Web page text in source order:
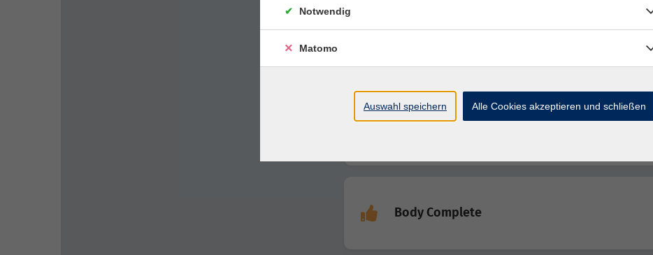
smoveyWalk
Body Complete
Notwendig
Matomo
Auswahl speichern Alle Cookies akzeptieren und schließen